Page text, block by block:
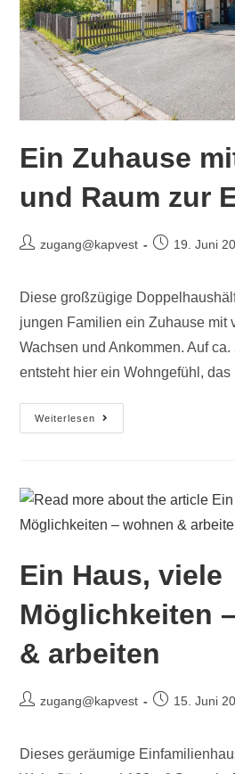
Ein Zuhause
und Raum zur
zugang@kapvest 19. Juni
Diese großzügige
jungen Familien ein Zuhause mit
Wachsen und Ankommen. Auf
entsteht hier ein Wohngefühl,
Weiterlesen
Ein Haus, viele
Möglichkeiten
& arbeiten
zugang@kapvest 15. Juni
Dieses geräumige